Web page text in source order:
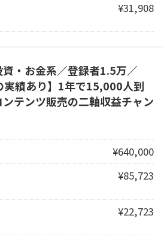
¥31,908
資・お金系／登録者1.5万／
績あり】1年で15,000人到
テンツ販売の二軸収益チャン
¥640,000
¥85,723
¥22,723